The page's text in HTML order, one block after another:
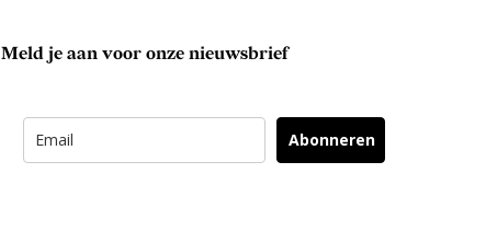
Meld je aan voor onze nieuwsbrief
Abonneren